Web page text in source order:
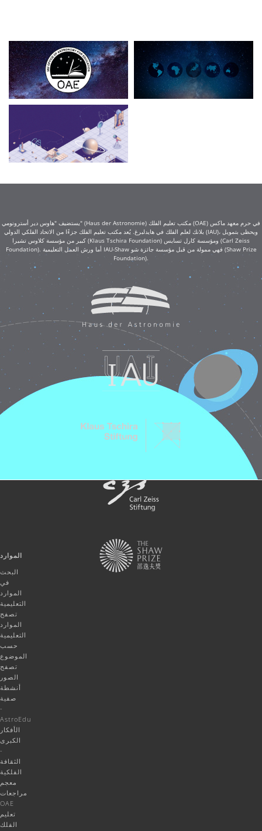
يستضيف "هاوس دير أسترونومي" (Haus der Astronomie) مكتب تعليم الفلك (OAE) في حرم معهد ماكس
بلانك لعلم الفلك في هايدلبرغ. يُعد مكتب تعليم الفلك جزءًا من الاتحاد الفلكي الدولي (IAU)، ويحظى بتمويل
كبير من مؤسسة كلاوس تشيرا (Klaus Tschira Foundation) ومؤسسة كارل تسايس (Carl Zeiss
Foundation). أما ورش العمل التعليمية IAU-Shaw فهي ممولة من قبل مؤسسة جائزة شو (Shaw Prize
Foundation).
الموارد
البحث
في
الموارد
التعليمية
تصفح
الموارد
التعليمية
حسب
الموضوع
تصفح
الصور
أنشطة
صفية
-
AstroEdu
الأفكار
الكبرى
-
الثقافة
الفلكية
معجم
مراجعات
OAE
تعليم
الفلك